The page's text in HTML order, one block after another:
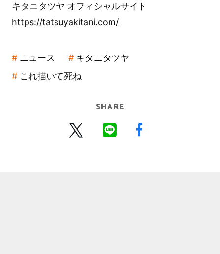
キタニタツヤ オフィシャルサイト
https://tatsuyakitani.com/
ニュース
キタニタツヤ
これ描いて死ね
SHARE